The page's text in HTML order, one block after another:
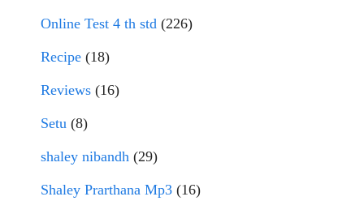
Online Test 4 th std (226)
Recipe (18)
Reviews (16)
Setu (8)
shaley nibandh (29)
Shaley Prarthana Mp3 (16)